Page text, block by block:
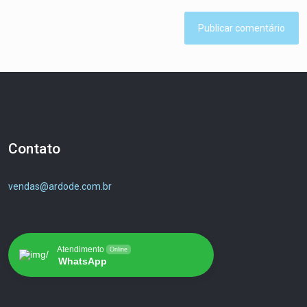
Contato
vendas@ardode.com.br
Atendimento Online
WhatsApp